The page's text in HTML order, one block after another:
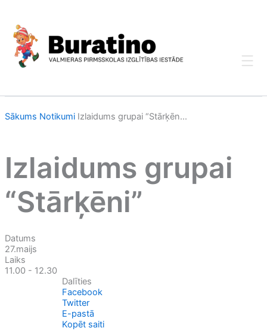
content
Sākums Notikumi Izlaidums grupai “Stārķēn...
Izlaidums grupai
“Stārķēni”
Datums
27.maijs
Laiks
11.00 - 12.30
Dalīties
Facebook
Twitter
E-pastā
Kopēt saiti